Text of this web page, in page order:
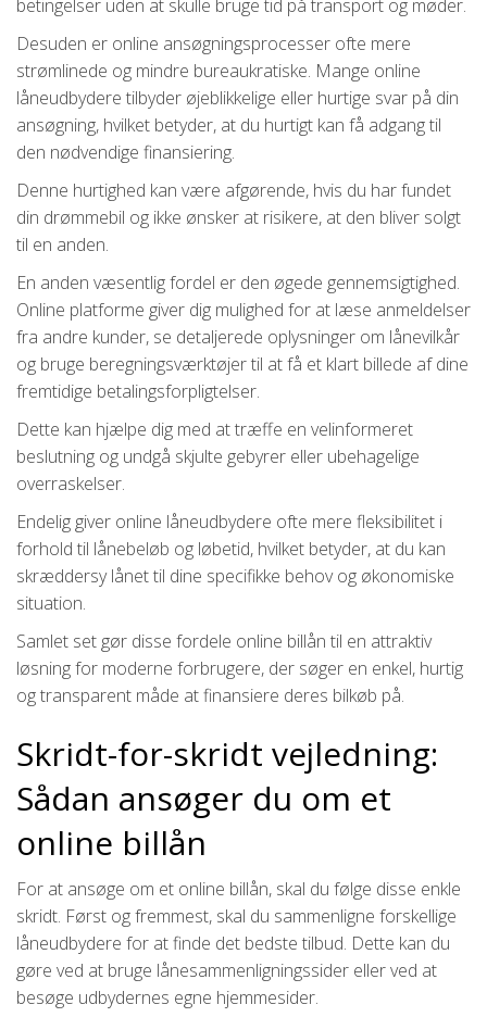
betingelser uden at skulle bruge tid på transport og møder.
Desuden er online ansøgningsprocesser ofte mere
strømlinede og mindre bureaukratiske. Mange online
låneudbydere tilbyder øjeblikkelige eller hurtige svar på din
ansøgning, hvilket betyder, at du hurtigt kan få adgang til
den nødvendige finansiering.
Denne hurtighed kan være afgørende, hvis du har fundet
din drømmebil og ikke ønsker at risikere, at den bliver solgt
til en anden.
En anden væsentlig fordel er den øgede gennemsigtighed.
Online platforme giver dig mulighed for at læse anmeldelser
fra andre kunder, se detaljerede oplysninger om lånevilkår
og bruge beregningsværktøjer til at få et klart billede af dine
fremtidige betalingsforpligtelser.
Dette kan hjælpe dig med at træffe en velinformeret
beslutning og undgå skjulte gebyrer eller ubehagelige
overraskelser.
Endelig giver online låneudbydere ofte mere fleksibilitet i
forhold til lånebeløb og løbetid, hvilket betyder, at du kan
skræddersy lånet til dine specifikke behov og økonomiske
situation.
Samlet set gør disse fordele online billån til en attraktiv
løsning for moderne forbrugere, der søger en enkel, hurtig
og transparent måde at finansiere deres bilkøb på.
Skridt-for-skridt vejledning:
Sådan ansøger du om et
online billån
For at ansøge om et online billån, skal du følge disse enkle
skridt. Først og fremmest, skal du sammenligne forskellige
låneudbydere for at finde det bedste tilbud. Dette kan du
gøre ved at bruge lånesammenligningssider eller ved at
besøge udbydernes egne hjemmesider.